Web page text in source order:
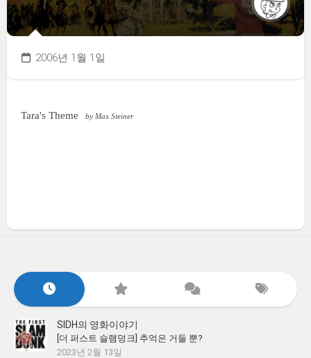
2006년 1월 1일
Tara's Theme by Max Steiner
SIDH의 영화이야기
[더 퍼스트 슬램덩크] 추억은 거들 뿐?
2023년 2월 13일